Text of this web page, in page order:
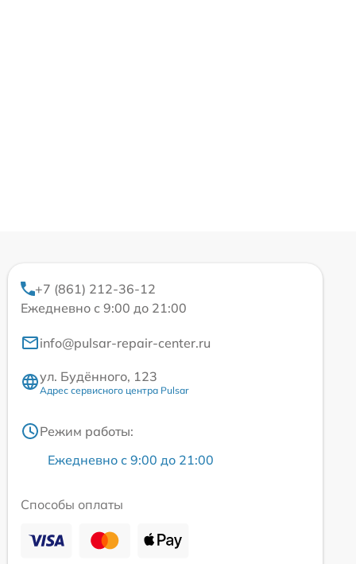
+7 (861) 212-36-12
Ежедневно с 9:00 до 21:00
info@pulsar-repair-center.ru
ул. Будённого, 123
Адрес сервисного центра Pulsar
Режим работы:
Ежедневно с 9:00 до 21:00
Способы оплаты